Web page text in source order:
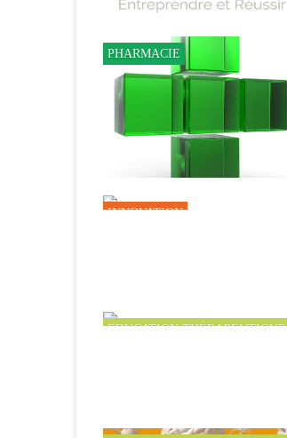
PHARMACIE
INNOVATION
EDUCATION THÉRAPEUTIQUE